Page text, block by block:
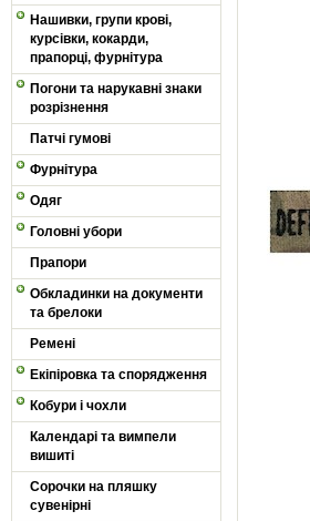
Нашивки, групи крові,
курсівки, кокарди,
прапорці, фурнітура
Погони та нарукавні знаки
розрізнення
Патчі гумові
Фурнітура
Одяг
Головні убори
Прапори
Обкладинки на документи
та брелоки
Ремені
Екіпіровка та спорядження
Кобури і чохли
Календарі та вимпели
вишиті
Сорочки на пляшку
сувенірні